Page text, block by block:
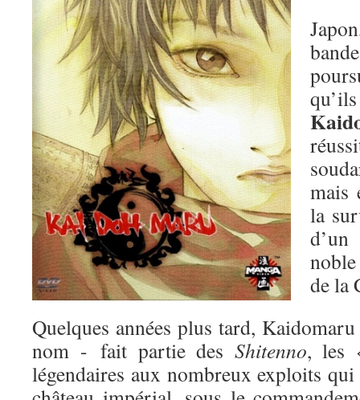
mais
la
de la
Quelques années plus tard,
nom - fait partie des Shitenno, les
légendaires aux nombreux exploits